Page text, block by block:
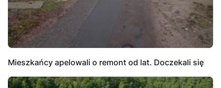
Mieszkańcy apelowali o remont od lat. Doczekali się